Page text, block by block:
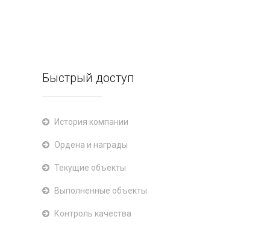
Быстрый доступ
История компании
Ордена и награды
Текущие объекты
Выполненные объекты
Контроль качества